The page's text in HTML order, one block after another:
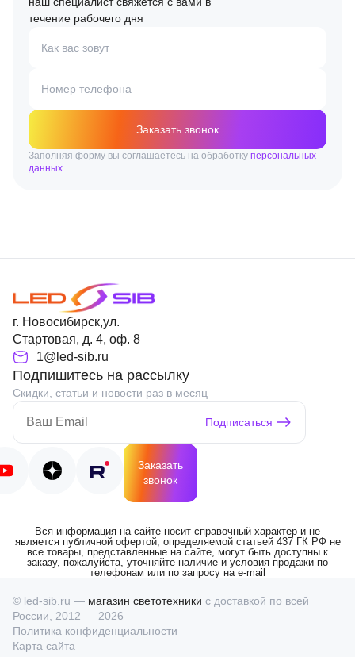
течение рабочего дня
Как вас зовут
Номер телефона
Заказать звонок
Заполняя форму вы соглашаетесь на обработку персональных
данных
г. Новосибирск,ул.
Стартовая, д. 4, оф. 8
1@led-sib.ru
Подпишитесь на рассылку
Скидки, статьи и новости раз в месяц
Подписаться
Заказать
звонок
Вся информация на сайте носит справочный характер и не
является публичной офертой, определяемой статьей 437 ГК РФ не
все товары, представленные на сайте, могут быть доступны к
заказу, пожалуйста, уточняйте наличие и условия продажи по
телефонам или по запросу на e-mail
© led-sib.ru — магазин светотехники с доставкой по всей
России, 2012 — 2026
Политика конфиденциальности
Карта сайта